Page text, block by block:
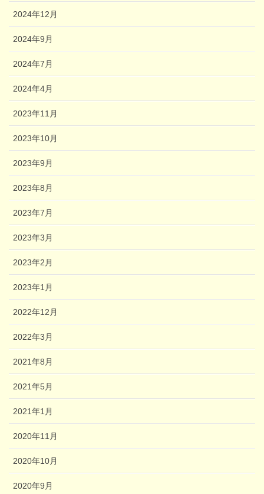
2024年12月
2024年9月
2024年7月
2024年4月
2023年11月
2023年10月
2023年9月
2023年8月
2023年7月
2023年3月
2023年2月
2023年1月
2022年12月
2022年3月
2021年8月
2021年5月
2021年1月
2020年11月
2020年10月
2020年9月